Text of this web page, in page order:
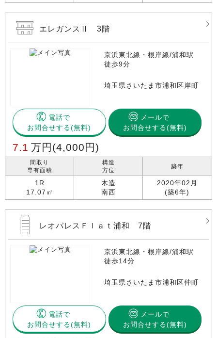
エレガンスⅡ 3階
京浜東北線・根岸線/浦和駅
徒歩9分
埼玉県さいたま市浦和区岸町
電話で
お問合せする
メールで
お問合せする(無料)
7.1 万円 (4,000円)
間取り
専有面積
1R
17.07㎡
構造
方位
木造
南西
築年
2020年02月
(築6年)
レオパレスＦｌａｔ浦和 7階
京浜東北線・根岸線/浦和駅
徒歩14分
埼玉県さいたま市浦和区仲町
電話で
お問合せする
メールで
お問合せする(無料)